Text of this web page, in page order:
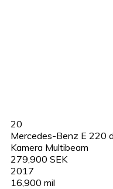
20
Mercedes-Benz E 220
Kamera Multibeam
279,900 SEK
2017
16,900 mil